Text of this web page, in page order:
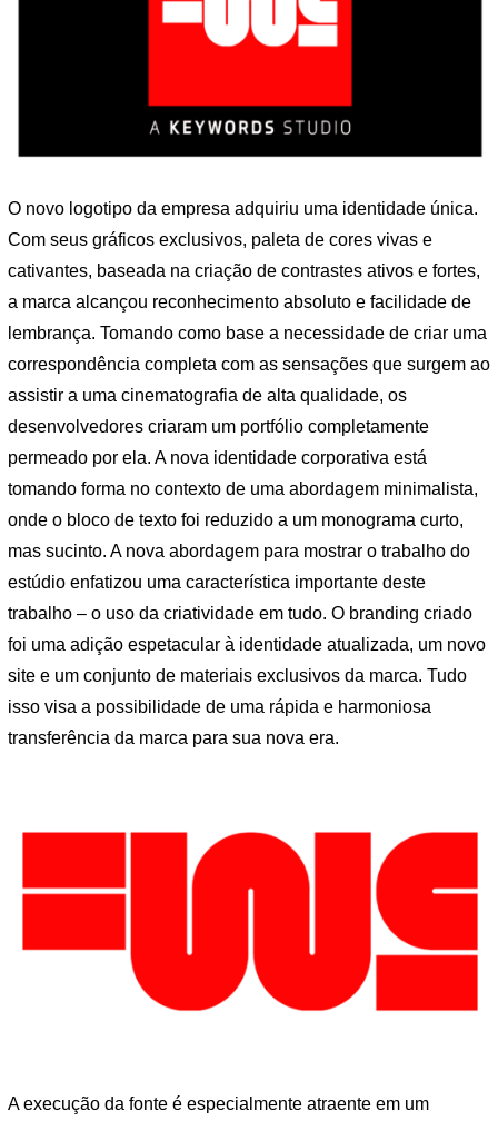
O novo logotipo da empresa adquiriu uma identidade única.
Com seus gráficos exclusivos, paleta de cores vivas e
cativantes, baseada na criação de contrastes ativos e fortes,
a marca alcançou reconhecimento absoluto e facilidade de
lembrança. Tomando como base a necessidade de criar uma
correspondência completa com as sensações que surgem ao
assistir a uma cinematografia de alta qualidade, os
desenvolvedores criaram um portfólio completamente
permeado por ela. A nova identidade corporativa está
tomando forma no contexto de uma abordagem minimalista,
onde o bloco de texto foi reduzido a um monograma curto,
mas sucinto. A nova abordagem para mostrar o trabalho do
estúdio enfatizou uma característica importante deste
trabalho – o uso da criatividade em tudo. O branding criado
foi uma adição espetacular à identidade atualizada, um novo
site e um conjunto de materiais exclusivos da marca. Tudo
isso visa a possibilidade de uma rápida e harmoniosa
transferência da marca para sua nova era.
A execução da fonte é especialmente atraente em um